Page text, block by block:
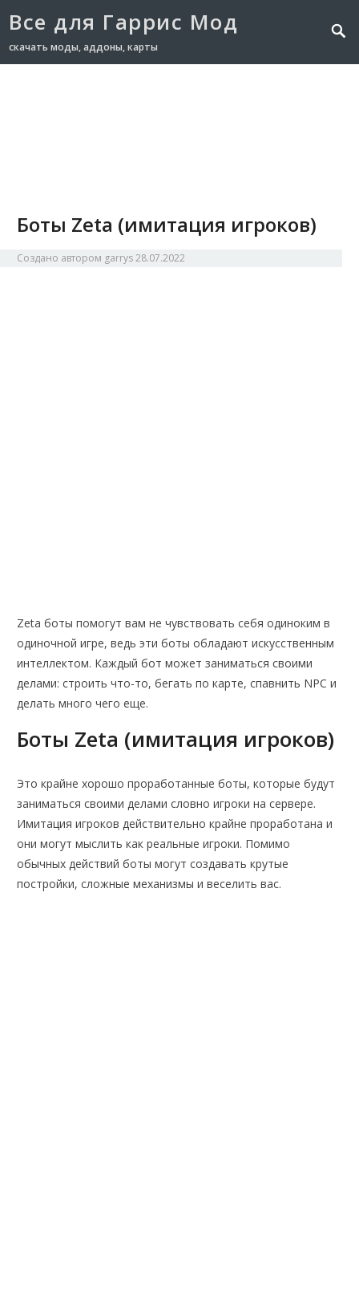
Все для Гаррис Мод
скачать моды, аддоны, карты
Боты Zeta (имитация игроков)
Создано автором garrys28.07.2022
Zeta боты помогут вам не чувствовать себя одиноким в
одиночной игре, ведь эти боты обладают искусственным
интеллектом. Каждый бот может заниматься своими
делами: строить что-то, бегать по карте, спавнить NPC и
делать много чего еще.
Боты Zeta (имитация игроков)
Это крайне хорошо проработанные боты, которые будут
заниматься своими делами словно игроки на сервере.
Имитация игроков действительно крайне проработана и
они могут мыслить как реальные игроки. Помимо
обычных действий боты могут создавать крутые
постройки, сложные механизмы и веселить вас.